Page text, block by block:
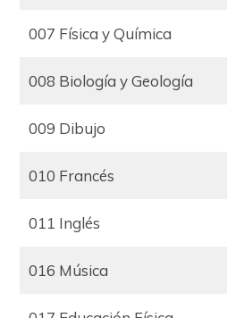
007 Física y Química
008 Biología y Geología
009 Dibujo
010 Francés
011 Inglés
016 Música